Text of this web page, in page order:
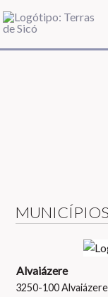
MUNICÍPIOS
Alvaiázere
3250-100 Alvaiázere